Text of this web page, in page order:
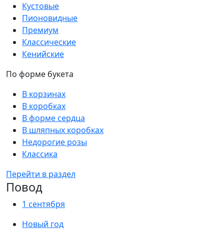
Кустовые
Пионовидные
Премиум
Классические
Кенийские
По форме букета
В корзинах
В коробках
В форме сердца
В шляпных коробках
Недорогие розы
Классика
Перейти в раздел
Повод
1 сентября
Новый год